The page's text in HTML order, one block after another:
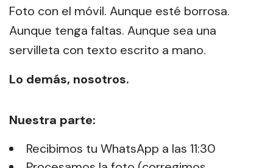
Foto con el móvil. Aunque esté borrosa.
Aunque tenga faltas. Aunque sea una
servilleta con texto escrito a mano.
Lo demás, nosotros.
Nuestra parte:
Recibimos tu WhatsApp a las 11:30